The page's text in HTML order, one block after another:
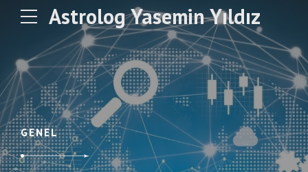
Astrolog Yasemin Yıldız
GENEL